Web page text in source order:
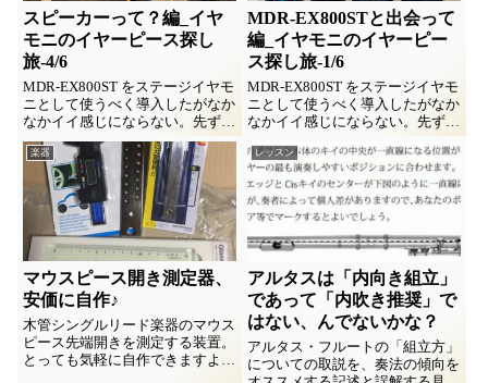
スピーカーって？編_イヤ
モニのイヤーピース探し
旅-4/6
MDR-EX800ST をステージイヤモ
ニとして使うべく導入したがなか
なかイイ感じにならない。先ずは
イヤーピース交換にトライ。
But!! 根本的な問題がそこに
は…。理解を深めるべく「モニタ
ーってなに？」「スピーカーって
なに？」って研究をしてみた備忘
録。６回連載の４回目。
MDR-EX800STと出会って
編_イヤモニのイヤーピー
ス探し旅-1/6
MDR-EX800ST をステージイヤモ
ニとして使うべく導入したがなか
なかイイ感じにならない。先ずは
But!! 根本的な問題がそこに
は…。理解を深めるべく「モニタ
ーってなに？」「スピーカーって
なに？」って研究をしてみた備忘
録。
楽器
マウスピース開き測定器、
安価に自作♪
木管シングルリード楽器のマウス
ピース先端開きを測定する装置。
とっても気軽に自作できますよ。
レッスン
アルタスは「内向き組立」
であって「内吹き推奨」で
はない、んでないかな？
アルタス・フルートの「組立方」
についての取説を、奏法の傾向を